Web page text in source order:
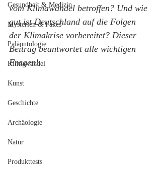
Gesundheit & Medizin
Mysterien & Fakes
Paläontologie
Klimawandel
Kunst
Geschichte
Archäologie
Natur
Produkttests
vom Klimawandel betroffen? Und wie
gut ist Deutschland auf die Folgen
der Klimakrise vorbereitet? Dieser
Beitrag beantwortet alle wichtigen
Fragen!